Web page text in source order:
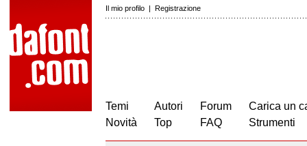
Il mio profilo | Registrazione
Temi
Novità
Autori
Top
Forum
FAQ
Carica un
Strumenti